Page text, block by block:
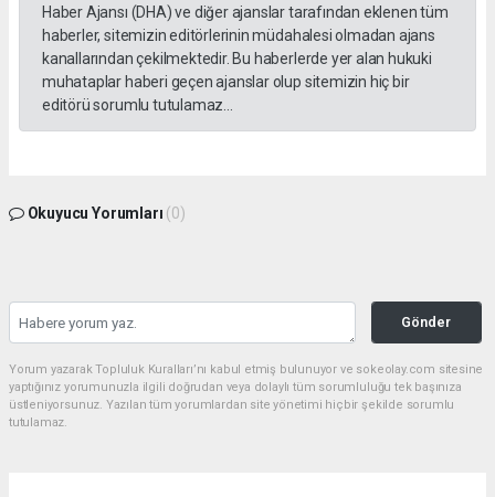
Haber Ajansı (DHA) ve diğer ajanslar tarafından eklenen tüm
haberler, sitemizin editörlerinin müdahalesi olmadan ajans
kanallarından çekilmektedir. Bu haberlerde yer alan hukuki
muhataplar haberi geçen ajanslar olup sitemizin hiç bir
editörü sorumlu tutulamaz...
Okuyucu Yorumları (0)
Gönder
Yorum yazarak Topluluk Kuralları’nı kabul etmiş bulunuyor ve sokeolay.com sitesine
yaptığınız yorumunuzla ilgili doğrudan veya dolaylı tüm sorumluluğu tek başınıza
üstleniyorsunuz. Yazılan tüm yorumlardan site yönetimi hiçbir şekilde sorumlu
tutulamaz.